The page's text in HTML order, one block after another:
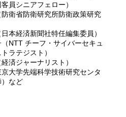
員シニアフェロー）
衛省防衛研究所防衛政策研究
本経済新聞社特任編集委員）
NTT チーフ・サイバーセキュ
ラテジスト）
済ジャーナリスト）
大学先端科学技術研究センタ
）など